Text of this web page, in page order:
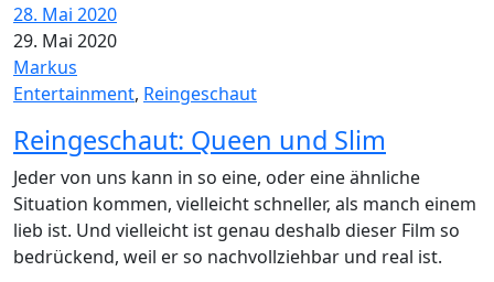
28. Mai 2020
29. Mai 2020
Markus
Entertainment, Reingeschaut
Reingeschaut: Queen und Slim
Jeder von uns kann in so eine, oder eine ähnliche
Situation kommen, vielleicht schneller, als manch einem
lieb ist. Und vielleicht ist genau deshalb dieser Film so
bedrückend, weil er so nachvollziehbar und real ist.